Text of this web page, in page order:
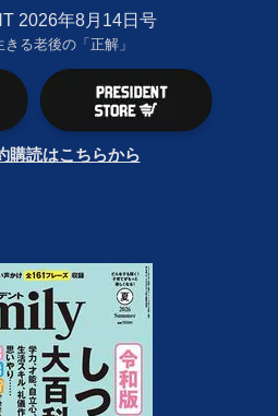
2026年8月14日号
る老後の「正解」
購読はこちらから